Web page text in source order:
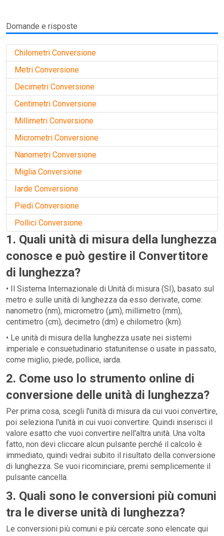
Domande e risposte
Chilometri Conversione
Metri Conversione
Decimetri Conversione
Centimetri Conversione
Millimetri Conversione
Micrometri Conversione
Nanometri Conversione
Miglia Conversione
Iarde Conversione
Piedi Conversione
Pollici Conversione
1. Quali unità di misura della lunghezza
conosce e può gestire il Convertitore
di lunghezza?
• Il Sistema Internazionale di Unità di misura (SI), basato sul
metro e sulle unità di lunghezza da esso derivate, come:
nanometro (nm), micrometro (µm), millimetro (mm),
centimetro (cm), decimetro (dm) e chilometro (km).
• Le unità di misura della lunghezza usate nei sistemi
imperiale e consuetudinario statunitense o usate in passato,
come miglio, piede, pollice, iarda.
2. Come uso lo strumento online di
conversione delle unità di lunghezza?
Per prima cosa, scegli l'unità di misura da cui vuoi convertire,
poi seleziona l'unità in cui vuoi convertire. Quindi inserisci il
valore esatto che vuoi convertire nell'altra unità. Una volta
fatto, non devi cliccare alcun pulsante perché il calcolo è
immediato, quindi vedrai subito il risultato della conversione
di lunghezza. Se vuoi ricominciare, premi semplicemente il
pulsante cancella.
3. Quali sono le conversioni più comuni
tra le diverse unità di lunghezza?
Le conversioni più comuni e più cercate sono elencate qui